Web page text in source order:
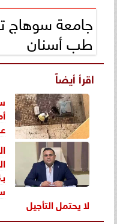
جامعة سوهاج
طب أسنان
اقرأ أيضاً
لا يحتمل التأجيل